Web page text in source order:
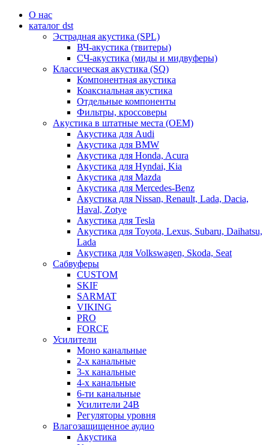
О нас
каталог dst
Эстрадная акустика (SPL)
ВЧ-акустика (твитеры)
СЧ-акустика (миды и мидвуферы)
Классическая акустика (SQ)
Компонентная акустика
Коаксиальная акустика
Отдельные компоненты
Фильтры, кроссоверы
Акустика в штатные места (OEM)
Акустика для Audi
Акустика для BMW
Акустика для Honda, Acura
Акустика для Hyndai, Kia
Акустика для Mazda
Акустика для Mercedes-Benz
Акустика для Nissan, Renault, Lada, Dacia,
Haval, Zotye
Акустика для Tesla
Акустика для Toyota, Lexus, Subaru, Daihatsu,
Lada
Акустика для Volkswagen, Skoda, Seat
Сабвуферы
CUSTOM
SKIF
SARMAT
VIKING
PRO
FORCE
Усилители
Моно канальные
2-х канальные
3-х канальные
4-х канальные
6-ти канальные
Усилители 24В
Регуляторы уровня
Влагозащищенное аудио
Акустика